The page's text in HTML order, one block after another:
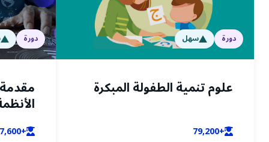
دورة سهل
علوم تنمية الطفولة المبكرة
+79,200
دورة
+37,600